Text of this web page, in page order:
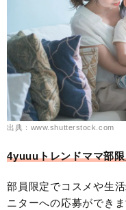
出典：www.shutterstock.com
4yuuuトレンドママ部
部員限定でコスメや生
ニターへの応募ができ